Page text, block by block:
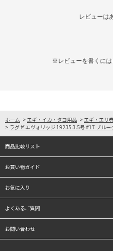
レビューは
※レビューを書くには
ホーム > エギ・イカ・タコ用品 > エギ・エサ
> ラグゼ エヴォリッジ 19235 3.5号 #17 ブルー
商品比較リスト
お買い物ガイド
お気に入り
よくあるご質問
お問い合わせ